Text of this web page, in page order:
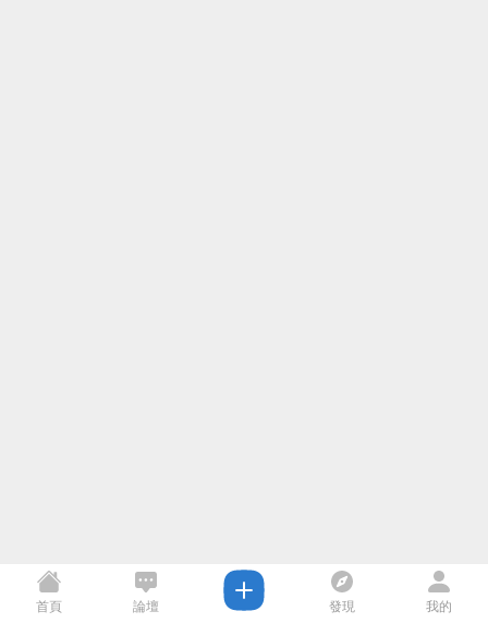
首頁 論壇 發現 我的